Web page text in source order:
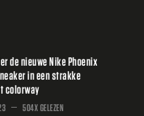
de nieuwe Nike Phoenix
in een strakke
colorway
504X GELEZEN